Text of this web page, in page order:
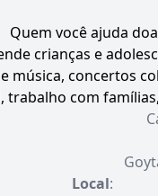
Quem você ajuda
crianças e
música, concertos
trabalho com
Local: